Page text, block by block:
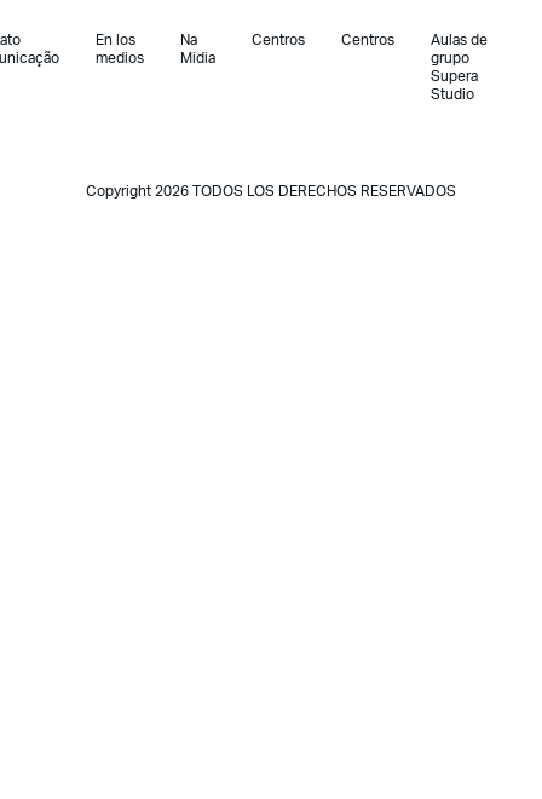
En los
medios
Na
Midia
Centros Centros
Aulas de
grupo
Supera
Studio
Copyright 2026 TODOS LOS DERECHOS RESERVADOS